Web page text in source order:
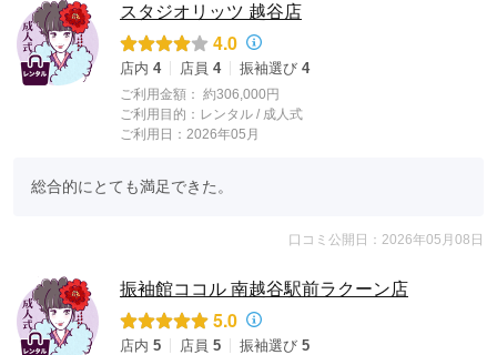
スタジオリッツ 越谷店
4.0
店内 4 店員 4 振袖選び 4
ご利用金額： 約306,000円
ご利用目的： レンタル / 成人式
ご利用日：2026年05月
総合的にとても満足できた。
口コミ公開日：2026年05月08日
振袖館ココル 南越谷駅前ラクーン店
5.0
店内 5 店員 5 振袖選び 5